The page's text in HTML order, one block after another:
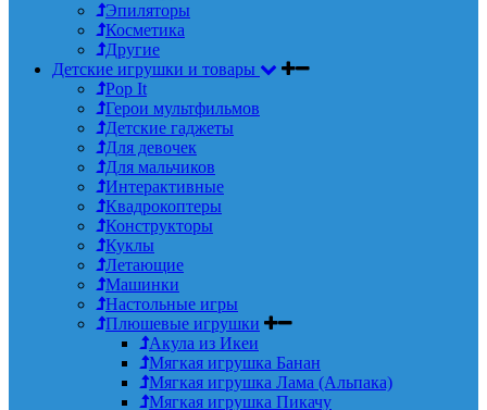
Эпиляторы
Косметика
Другие
Детские игрушки и товары
Pop It
Герои мультфильмов
Детские гаджеты
Для девочек
Для мальчиков
Интерактивные
Квадрокоптеры
Конструкторы
Куклы
Летающие
Машинки
Настольные игры
Плюшевые игрушки
Акула из Икеи
Мягкая игрушка Банан
Мягкая игрушка Лама (Альпака)
Мягкая игрушка Пикачу